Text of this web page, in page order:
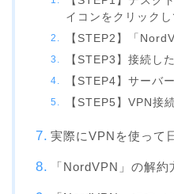
イコンをクリックし
【STEP2】「
【STEP3】接続し
【STEP4】サーバ
【STEP5】VPN接
実際にVPNを使って
「NordVPN」の解約